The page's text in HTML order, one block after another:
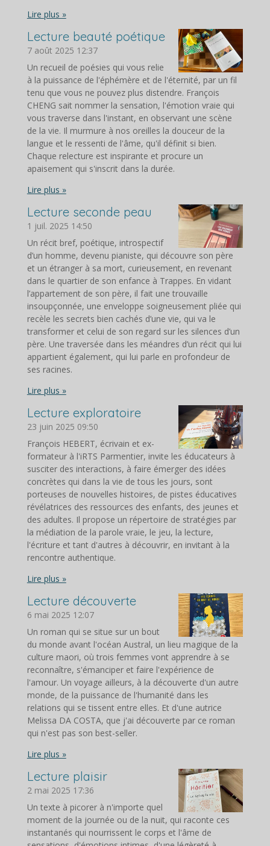
Lire plus »
Lecture beauté poétique
7 août 2025 12:37
Un recueil de poésies qui vous relie
à la puissance de l'éphémère et de l'éternité, par un fil
tenu que vous ne pouvez plus distendre. François
CHENG sait nommer la sensation, l'émotion vraie qui
vous traverse dans l'instant, en observant une scène
de la vie. Il murmure à nos oreilles la douceur de la
langue et le ressenti de l'âme, qu'il définit si bien.
Chaque relecture est inspirante et procure un
apaisement qui s'inscrit dans la durée.
Lire plus »
Lecture seconde peau
1 juil. 2025 14:50
Un récit bref, poétique, introspectif
d’un homme, devenu pianiste, qui découvre son père
et un étranger à sa mort, curieusement, en revenant
dans le quartier de son enfance à Trappes. En vidant
l’appartement de son père, il fait une trouvaille
insoupçonnée, une enveloppe soigneusement pliée qui
recèle les secrets bien cachés d’une vie, qui va le
transformer et celui de son regard sur les silences d’un
père. Une traversée dans les méandres d’un récit qui lui
appartient également, qui lui parle en profondeur de
ses racines.
Lire plus »
Lecture exploratoire
23 juin 2025 09:50
François HEBERT, écrivain et ex-
formateur à l'iRTS Parmentier, invite les éducateurs à
susciter des interactions, à faire émerger des idées
concrètes qui dans la vie de tous les jours, sont
porteuses de nouvelles histoires, de pistes éducatives
révélatrices des ressources des enfants, des jeunes et
des adultes. Il propose un répertoire de stratégies par
la médiation de la parole vraie, le jeu, la lecture,
l'écriture et tant d'autres à découvrir, en invitant à la
rencontre authentique.
Lire plus »
Lecture découverte
6 mai 2025 12:07
Un roman qui se situe sur un bout
du monde avant l'océan Austral, un lieu magique de la
culture maori, où trois femmes vont apprendre à se
reconnaître, s'émanciper et faire l'expérience de
l'amour. Un voyage ailleurs, à la découverte d'un autre
monde, de la puissance de l'humanité dans les
relations qui se tissent entre elles. Et d'une autrice
Melissa DA COSTA, que j'ai découverte par ce roman
qui n'est pas son best-seller.
Lire plus »
Lecture plaisir
2 mai 2025 17:36
Un texte à picorer à n'importe quel
moment de la journée ou de la nuit, qui raconte ces
instantanés qui nourrissent le corps et l'âme de